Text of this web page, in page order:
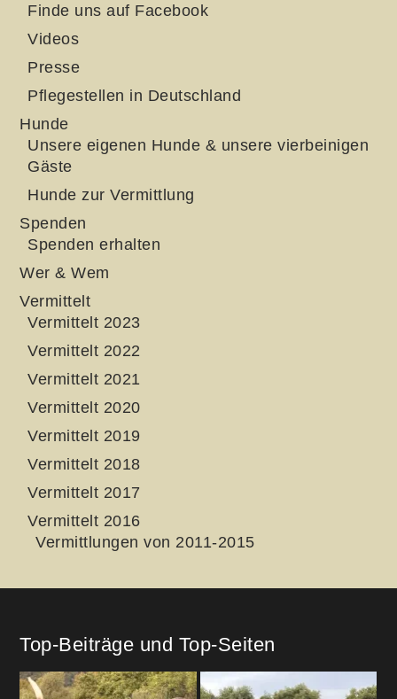
Finde uns auf Facebook
Videos
Presse
Pflegestellen in Deutschland
Hunde
Unsere eigenen Hunde & unsere vierbeinigen
Gäste
Hunde zur Vermittlung
Spenden
Spenden erhalten
Wer & Wem
Vermittelt
Vermittelt 2023
Vermittelt 2022
Vermittelt 2021
Vermittelt 2020
Vermittelt 2019
Vermittelt 2018
Vermittelt 2017
Vermittelt 2016
Vermittlungen von 2011-2015
Top-Beiträge und Top-Seiten